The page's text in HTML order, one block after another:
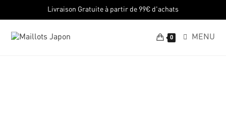
Livraison Gratuite à partir de 99€ d'achats
0 MENU